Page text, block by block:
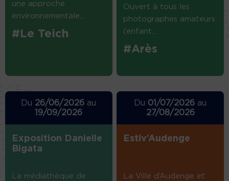
une approche
environnementale....
#Le Teich
Ouvert à tous les
photographes amateurs
(enfant...
#Arès
Du 26/06/2026 au
19/09/2026
Exposition Danielle
Bigata
La médiathèque de
Du 01/07/2026 au
27/08/2026
Estiv’Audenge
La Ville d’Audenge et